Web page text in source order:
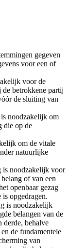
gegeven
voor een of
voor de
betrokkene partij
de sluiting van
noodzakelijk om
die op de
om de vitale
natuurlijke
is noodzakelijk voor
of van een
openbaar gezag
opgedragen.
is noodzakelijk
belangen van de
derde, behalve
de fundamentele
van